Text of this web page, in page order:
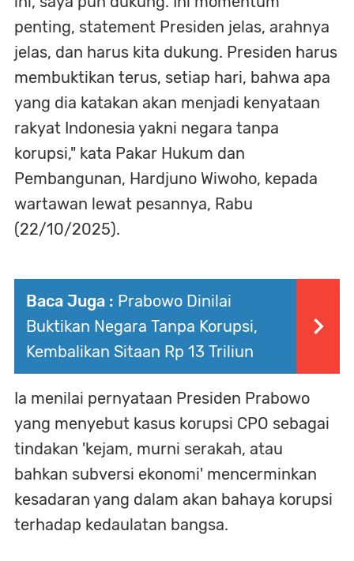
penting, statement Presiden jelas, arahnya
jelas, dan harus kita dukung. Presiden harus
membuktikan terus, setiap hari, bahwa apa
yang dia katakan akan menjadi kenyataan
rakyat Indonesia yakni negara tanpa
korupsi," kata Pakar Hukum dan
Pembangunan, Hardjuno Wiwoho, kepada
wartawan lewat pesannya, Rabu
(22/10/2025).
Baca Juga : Prabowo Dinilai
Buktikan Negara Tanpa Korupsi,
Kembalikan Sitaan Rp 13 Triliun
Ia menilai pernyataan Presiden Prabowo
yang menyebut kasus korupsi CPO sebagai
tindakan 'kejam, murni serakah, atau
bahkan subversi ekonomi' mencerminkan
kesadaran yang dalam akan bahaya korupsi
terhadap kedaulatan bangsa.